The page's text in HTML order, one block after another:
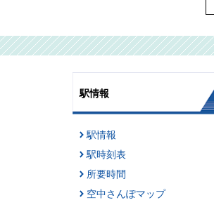
駅情報
駅情報
駅時刻表
所要時間
空中さんぽマップ